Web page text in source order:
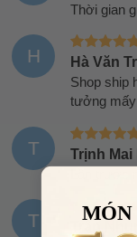
Thời gian
H Hà Văn
Shop ship
tưởng
T Trịnh
Lần trước
T Trần
MÓN